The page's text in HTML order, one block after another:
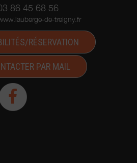
86 45 68 56
de-treigny.fr
RÉSERVATION
PAR MAIL